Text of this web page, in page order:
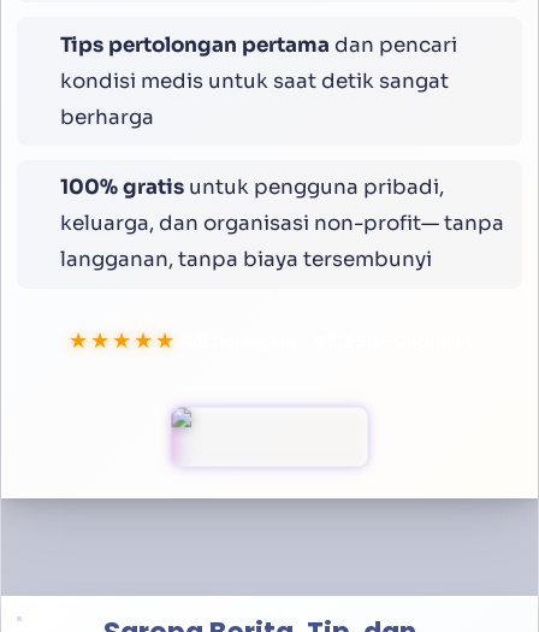
Tips pertolongan pertama dan pencari
kondisi medis untuk saat detik sangat
berharga
100% gratisuntuk pengguna pribadi,
keluarga, dan organisasi non-profit— tanpa
langganan, tanpa biaya tersembunyi
★★★★★